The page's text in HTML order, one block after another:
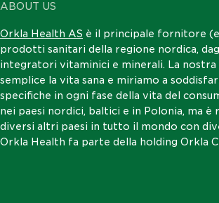
ABOUT US
Orkla Health AS è il principale fornitore
prodotti sanitari della regione nordica,
integratori vitaminici e minerali. La nostra
semplice la vita sana e miriamo a
specifiche in ogni fase della vita del
nei paesi nordici, baltici e in Polonia, ma è
diversi altri paesi in tutto il mondo con
Orkla Health fa parte della holding Orkla